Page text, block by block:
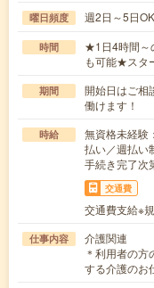
曜日頻度 週2日～5日
時間
★1日4時間～
も可能★スタ
期間
開始日はご
働けます！
時給
無資格未経
払い／週払い
手続き完了次
交通費
交通費支給※
仕事内容
介護関連
＊利用者の
する介護のお